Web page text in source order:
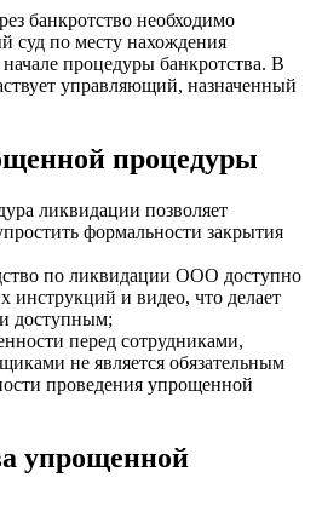
банкротство необходимо
суд по месту нахождения
процедуры банкротства. В
управляющий, назначенный
процедуры
ликвидации позволяет
формальности закрытия
по ликвидации ООО доступно
инструкций и видео, что делает
доступным;
перед сотрудниками,
не является обязательным
проведения упрощенной
упрощенной